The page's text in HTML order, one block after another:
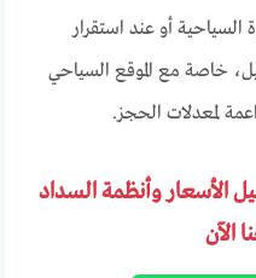
أو عند استقرار
خاصة مع الموقع السياحي
لمعدلات الحجز.
الأسعار وأنظمة السداد
الآن